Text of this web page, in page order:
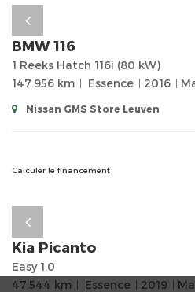
BMW 116
1 Reeks Hatch 116i (80 kW)
147.956 km
Essence 2016
Nissan GMS Store Leuven
Calculer le financement
Kia Picanto
Easy 1.0
47.544 km
Essence 2019